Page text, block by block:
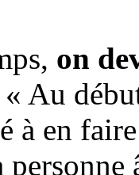
on
« Au
à en